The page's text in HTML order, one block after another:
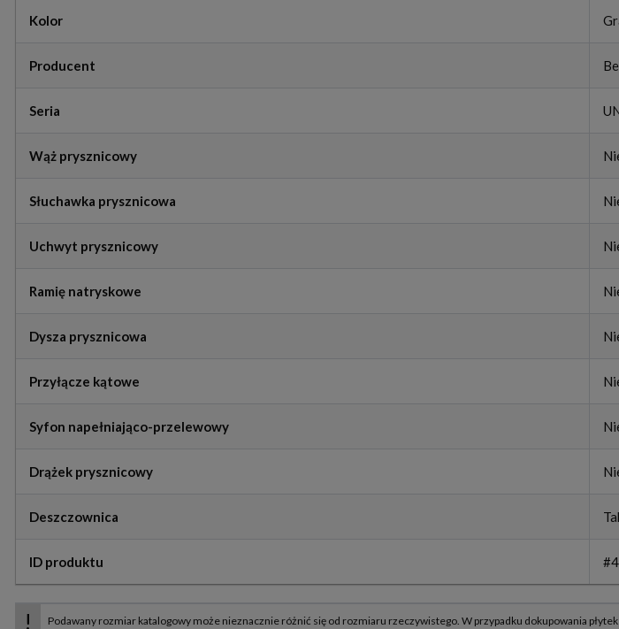
Kolor
Producent
Seria
Wąż prysznicowy
Słuchawka prysznicowa
Uchwyt prysznicowy
Ramię natryskowe
Dysza prysznicowa
Przyłącze kątowe
Syfon napełniająco-przelewowy
Drążek prysznicowy
Deszczownica
ID produktu